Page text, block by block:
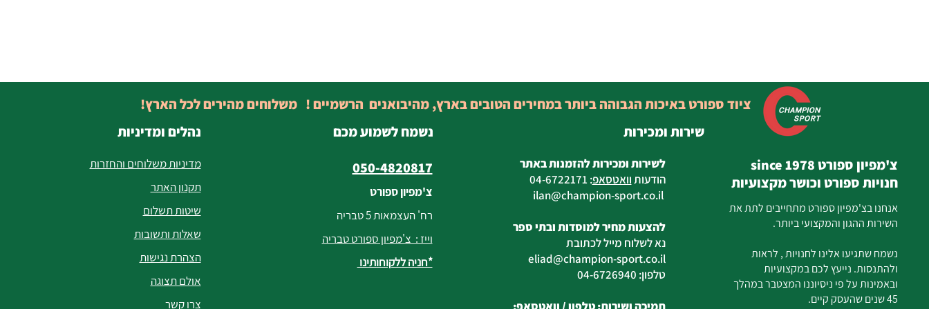
נהלים ומדיניות
מדיניות משלוחים והחזרות
תקנון האתר
שיטות תשלום
שאלות ותשובות
הצהרת נגישות
אולם תצוגה
צרו קשר
נשמח לשמוע מכם
050-4820817
צ'מפיון ספורט
רח' העצמאות 5 טבריה
וייז : צ'מפיון ספורט טבריה
*חניה ללקוחותינו
לשירות ומכירות להזמנות באתר
הודעותוואטסאפ:
04-6722171
ilan
@champion-sport.co.il
להצעות מחיר למוסדות ובתי ספר
נא לשלוח מייל לכתובת
eliad@champion-sport.co.il
טלפון: 04-6726940
צ'מפיון ספורט since 1978
חנויות ספורט וכושר מקצועיות
אנחנו בצ'מפיון ספורט מתחייבים לתת את
השירות ההגון והמקצועי ביותר.
נשמח שתגיעו אלינו לחנויות , לראות
ולהתנסות. נייעץ לכם במקצועיות
ובאמינות על פי ניסיוננו המצטבר במהלך
45 שנים שהעסק קיים.
שירות ומכירות
ציוד ספורט באיכות הגבוהה ביותר במחירים הטובים בארץ, מהיבואנים הרשמיים ! משלוחים מהירים לכל הארץ!